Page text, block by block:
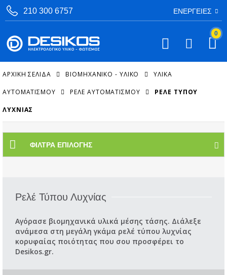
210 300 6757 ΕΝΈΡΓΕΙΕΣ
0
ΑΡΧΙΚΉ ΣΕΛΊΔΑ ΒΙΟΜΗΧΑΝΙΚΟ - ΥΛΙΚΟ ΥΛΙΚΆ
ΑΥΤΟΜΑΤΙΣΜΟΎ ΡΕΛΈ ΑΥΤΟΜΑΤΙΣΜΟΎ ΡΕΛΈ ΤΎΠΟΥ
ΛΥΧΝΊΑΣ
ΦΊΛΤΡΑ ΕΠΙΛΟΓΉΣ
Ρελέ Τύπου Λυχνίας
Αγόρασε βιομηχανικά υλικά μέσης τάσης. Διάλεξε
ανάμεσα στη μεγάλη γκάμα ρελέ τύπου λυχνίας
κορυφαίας ποιότητας που σου προσφέρει το
Desikos.gr.